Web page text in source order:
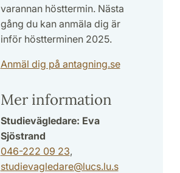
varannan hösttermin. Nästa
gång du kan anmäla dig är
inför höstterminen 2025.
Anmäl dig på antagning.se
Mer information
Studievägledare: Eva
Sjöstrand
046-222 09 23,
studievagledare@lucs.lu.s